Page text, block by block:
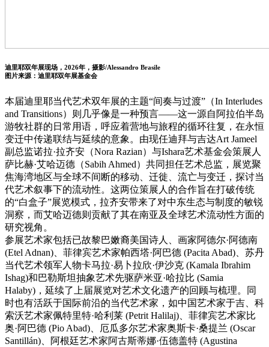
迪里耶双年展现场，2026年，摄影/Alessandro Brasile
图片来源：迪里耶双年展基金会
本届迪里耶当代艺术双年展的主题“间奏与过渡”（In Interludes
and Transitions）则几乎像是一种预言——这一源自阿拉伯半岛
游牧社群的日常用语，呼应着营地与旅程的循环往复，在永恒
变迁中传递联结与延续的意象。由现任迪拜与吉达Art Jameel
副总监诺拉·拉齐安（Nora Razian）与Ishara艺术基金会策展人
萨比赫·艾哈迈德（Sabih Ahmed）共同担任艺术总监，展览聚
焦海湾地区与全球不间断的移动、迁徙、流亡与变迁，探讨当
代艺术叙事下的流动性。这两位策展人的合作旨在打破传统
的“白盒子”展览模式，拉齐安带来了对中东生态与制度的敏锐
洞察，而艾哈迈德则贡献了其在南亚及全球艺术流动性方面的
研究视角。
参展艺术家包括已故黎巴嫩裔美国诗人、画家阿德尔·阿德南
(Etel Adnan)、菲律宾艺术家帕西塔·阿巴德 (Pacita Abad)、苏丹
当代艺术领军人物卡马拉·易卜拉欣·伊沙克 (Kamala Ibrahim
Ishag)和巴勒斯坦抽象艺术先驱萨米亚·哈拉比 (Samia
Halaby)，延续了上届展览对艺术文化遗产的回顾与梳理。同
时也有活跃于国际前沿的当代艺术家，如中国艺术家于吉、科
索沃艺术家佩特里特·哈利莱 (Petrit Halilaj)、菲律宾艺术家比
奥·阿巴德 (Pio Abad)、厄瓜多尔艺术家奥斯卡·桑提兰 (Oscar
Santillán)、阿根廷艺术家阿古斯蒂娜·伍德盖特 (Agustina